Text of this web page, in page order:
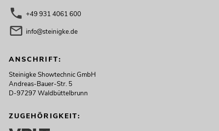
+49 931 4061 600
info@steinigke.de
ANSCHRIFT:
Steinigke Showtechnic GmbH
Andreas-Bauer-Str. 5
D-97297 Waldbüttelbrunn
ZUGEHÖRIGKEIT: